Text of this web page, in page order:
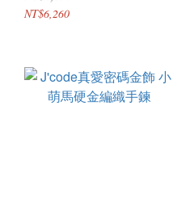
NT$6,260